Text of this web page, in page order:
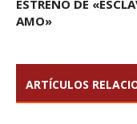
ESTRENO DE
AMO»
ARTÍCULOS